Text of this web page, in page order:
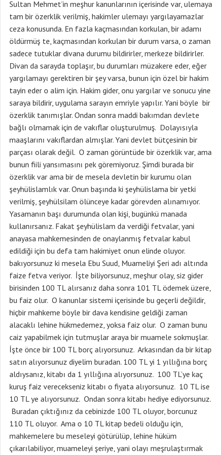
Sultan Mehmet’in meşhur kanunlarının içerisinde var, ulemaya
tam bir özerklik verilmiş, hakimler ulemayı yargılayamazlar
ceza konusunda. En fazla kaçmasından korkulan, bir adamı
öldürmüş te, kaçmasından korkulan bir durum varsa, o zaman
sadece tutuklar divana durumu bildirirler, merkeze bildirirler.
Divan da sarayda toplaşır, bu durumları müzakere eder, eğer
yargılamayı gerektiren bir şey varsa, bunun için özel bir hakim
tayin eder o alim için. Hakim gider, onu yargılar ve sonucu yine
saraya bildirir, uygulama sarayın emriyle yapılır. Yani böyle bir
özerklik tanımışlar. Ondan sonra maddi bakımdan devlete
bağlı olmamak için de vakıflar oluşturulmuş. Dolayısıyla
maaşlarını vakıflardan almışlar. Yani devlet bütçesinin bir
parçası olarak değil. O zaman görüntüde bir özerklik var, ama
bunun fiili yansımasını pek göremiyoruz. Şimdi burada bir
özerklik var ama bir de mesela devletin bir kurumu olan
şeyhülislamlık var. Onun başında ki şeyhülislama bir yetki
verilmiş, şeyhülsilam ölünceye kadar görevden alınamıyor.
Yasamanın başı durumunda olan kişi, bugünkü manada
kullanırsanız. Fakat şeyhülislam da verdiği fetvalar, yani
anayasa mahkemesinden de onaylanmış fetvalar kabul
edildiği için bu defa tam hakimiyet onun elinde oluyor.
bakıyorsunuz ki mesela Ebu Suud, Muameliyi Şeri adı altında
faize fetva veriyor. İşte biliyorsunuz, meşhur olay, siz gider
birisinden 100 TL alırsanız daha sonra 101 TL ödemek üzere,
bu faiz olur. O kanunlar sistemi içerisinde bu geçerli değildir,
hiçbir mahkeme böyle bir dava kendisine geldiği zaman
alacaklı lehine hükmedemez, yoksa faiz olur. O zaman bunu
caiz yapabilmek için tutmuşlar araya bir muamele sokmuşlar.
İşte önce bir 100 TL borç alıyorsunuz. Arkasından da bir kitap
satın alıyorsunuz diyelim buradan. 100 TL yi 1 yıllığına borç
aldıysanız, kitabı da 1 yıllığına alıyorsunuz. 100 TL’ye kaç
kuruş faiz verecekseniz kitabı o fiyata alıyorsunuz. 10 TL ise
10 TL ye alıyorsunuz. Ondan sonra kitabı hediye ediyorsunuz.
Buradan çıktığınız da cebinizde 100 TL oluyor, borcunuz
110 TL oluyor. Ama o 10 TL kitap bedeli olduğu için,
mahkemelere bu meseleyi götürülüp, lehine hüküm
çıkarılabiliyor, muameleyi şeriye, yani olayı meşrulaştırmak